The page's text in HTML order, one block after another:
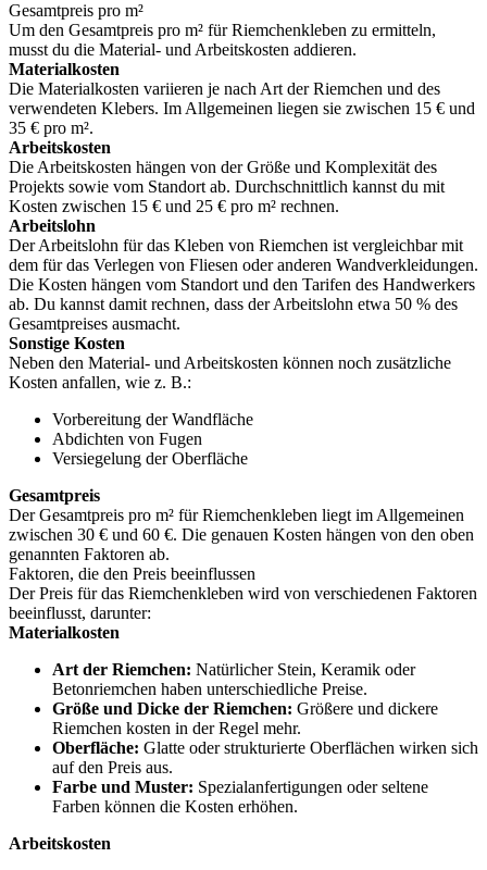
Gesamtpreis pro m²
Um den Gesamtpreis pro m² für Riemchenkleben zu ermitteln,
musst du die Material- und Arbeitskosten addieren.
Materialkosten
Die Materialkosten variieren je nach Art der Riemchen und des
verwendeten Klebers. Im Allgemeinen liegen sie zwischen 15 € und
35 € pro m².
Arbeitskosten
Die Arbeitskosten hängen von der Größe und Komplexität des
Projekts sowie vom Standort ab. Durchschnittlich kannst du mit
Kosten zwischen 15 € und 25 € pro m² rechnen.
Arbeitslohn
Der Arbeitslohn für das Kleben von Riemchen ist vergleichbar mit
dem für das Verlegen von Fliesen oder anderen Wandverkleidungen.
Die Kosten hängen vom Standort und den Tarifen des Handwerkers
ab. Du kannst damit rechnen, dass der Arbeitslohn etwa 50 % des
Gesamtpreises ausmacht.
Sonstige Kosten
Neben den Material- und Arbeitskosten können noch zusätzliche
Kosten anfallen, wie z. B.:
Vorbereitung der Wandfläche
Abdichten von Fugen
Versiegelung der Oberfläche
Gesamtpreis
Der Gesamtpreis pro m² für Riemchenkleben liegt im Allgemeinen
zwischen 30 € und 60 €. Die genauen Kosten hängen von den oben
genannten Faktoren ab.
Faktoren, die den Preis beeinflussen
Der Preis für das Riemchenkleben wird von verschiedenen Faktoren
beeinflusst, darunter:
Materialkosten
Art der Riemchen: Natürlicher Stein, Keramik oder
Betonriemchen haben unterschiedliche Preise.
Größe und Dicke der Riemchen: Größere und dickere
Riemchen kosten in der Regel mehr.
Oberfläche: Glatte oder strukturierte Oberflächen wirken sich
auf den Preis aus.
Farbe und Muster: Spezialanfertigungen oder seltene
Farben können die Kosten erhöhen.
Arbeitskosten